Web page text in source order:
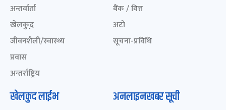
अन्तर्वार्ता
खेलकुद़़
जीवनशैली/स्वास्थ्य
प्रवास
अन्तर्राष्ट्रिय
बैंक / वित्त
अटो
सूचना-प्रविधि
खेलकुद लाईभ अनलाइनखबर सूची